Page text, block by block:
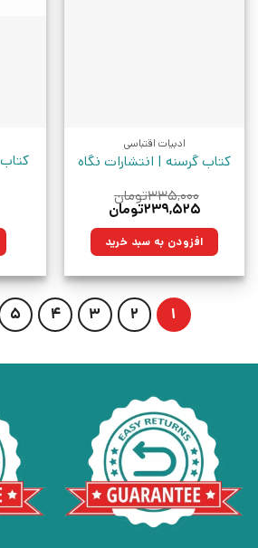
ادبیات اقتباسی
کتاب گرسنه | انتشارات نگاه
۳۳۵,۰۰۰تومان
قیمت
۳۳۵,۰۰۰تومان
بود.
۲۳۹,۵۲۵تومان
۲۳۹,۵۲۵تومان.افزودن به سبد خرید
1
2
3
4
5